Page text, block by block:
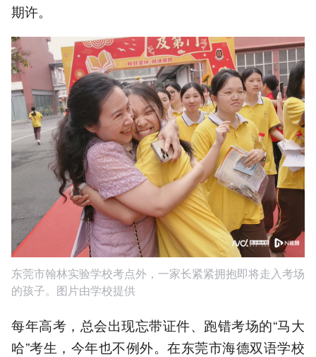
期许。
东莞市翰林实验学校考点外，一家长紧紧拥抱即将走入考场
的孩子。图片由学校提供
每年高考，总会出现忘带证件、跑错考场的“马大
哈”考生，今年也不例外。在东莞市海德双语学校